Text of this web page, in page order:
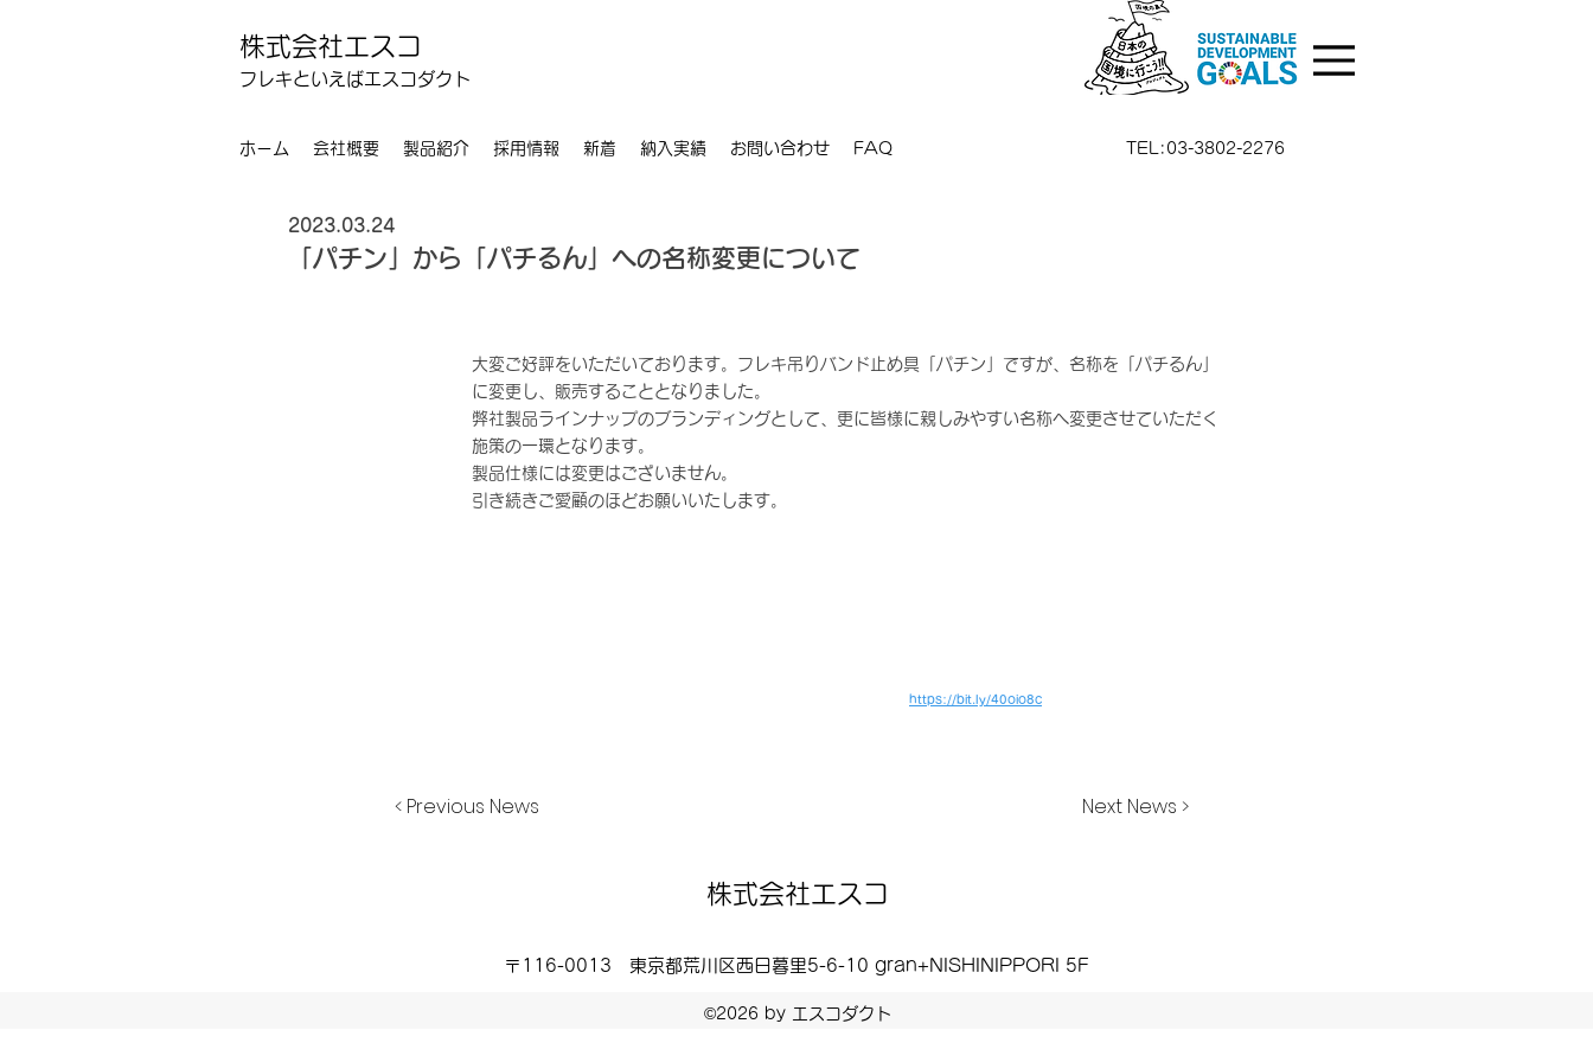
株式会社エスコ
フレキといえばエスコダクト
ホーム 会社概要 製品紹介 採用情報 新着 納入実績 お問い合わせ FAQ TEL:03-3802-2276
「パチン」から「パチるん」への名称変更について
2023.03.24
大変ご好評をいただいております。​​フレキ吊りバンド止め具「パチン」ですが、名称を「パチるん」
に変更し、販売することとなりました。
弊社製品ラインナップのブランディングとして、更に皆様に親しみやすい名称へ変更させていただく
施策の一環となります。
製品仕様には変更はございません。
引き続きご愛顧のほどお願いいたします。
https://bit.ly/40oio8c
< Previous News Next News >
株式会社エスコ
〒116-0013 東京都荒川区西日暮里5-6-10 gran+NISHINIPPORI 5F
©2026 by エスコダクト